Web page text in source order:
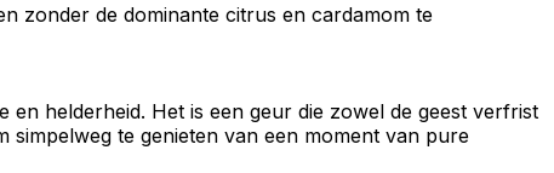
zonder de dominante citrus en cardamom te
en helderheid. Het is een geur die zowel de geest verfrist
simpelweg te genieten van een moment van pure